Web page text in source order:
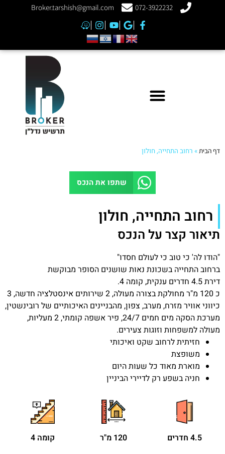
072-3922232
Broker.tarshish@gmail.com
דף הבית» רחוב התחייה, חולון
רחוב התחייה, חולון
שתפו את הנכס
תיאור קצר על הנכס
"הודו לה' כי טוב כי לעולם חסדו"
ברחוב התחייה בשכונת נאות שושנים הסופר מבוקשת
דירת 4.5 חדרים ענקית, קומה 4.
כ 120 מ"ר מחולקת בצורה מעולה, 2 שירותים אינסטלציה חדשה, 3
כיווני אוויר מזרח, מערב, צפון, מהבניינים האיכותיים של רובינשטין,
מערכת הסקה מים חמים 24/7, פיר אשפה קומתי, 2 מעליות,
מעולה למשפחות וזוגות צעירים.
חזיתית לרחוב שקט ואיכותי
משופצת
מוארת מאוד כל שעות היום
חניה בשפע רק לדיירי הביניין
4.5 חדרים 120 מ"ר קומה 4